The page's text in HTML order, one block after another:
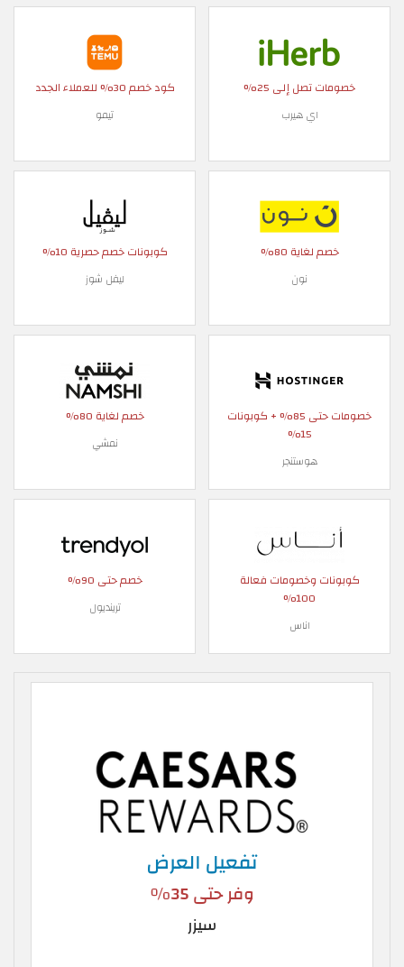
خصومات تصل إلى 25%
اي هيرب
كود خصم 30% للعملاء الجدد
تيمو
خصم لغاية 80%
نون
كوبونات خصم حصرية 10%
ليفل شوز
خصومات حتى 85% + كوبونات
15%
هوستنجر
خصم لغاية 80%
نمشي
كوبونات وخصومات فعالة
100%
اناس
خصم حتى 90%
ترينديول